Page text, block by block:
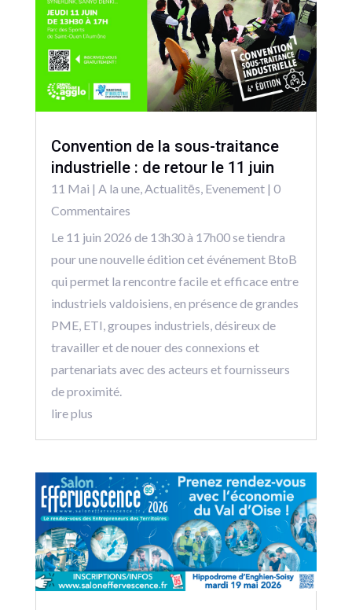
Convention de la sous-traitance
industrielle : de retour le 11 juin
11 Mai | A la une,Actualitēs, Evenement| 0
Commentaires
Le 11 juin 2026 de 13h30 à 17h00 se tiendra
pour une nouvelle édition cet événement BtoB
qui permet la rencontre facile et efficace entre
industriels valdoisiens, en présence de grandes
PME, ETI, groupes industriels, désireux de
travailler et de nouer des connexions et
partenariats avec des acteurs et fournisseurs
de proximité.
lire plus